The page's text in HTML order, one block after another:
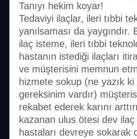
Tanıyı hekim koyar!
Tedaviyi ilaçlar, ileri tıbbi
yanılsaması da
ilaç isteme, ileri tıbbi
hastanın istediği ilaçları
ve müşterisini memnun
hizmete sokup (ne yazık
gereksinim vardır)
rekabet ederek karını
kazanan ulus ötesi dev
hastaları devreye sokarak